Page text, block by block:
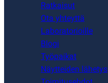
Ratkaisut
Ota yhteyttä
Laboratorioille
Blogi
Työpaikat
Näytteiden lähetys